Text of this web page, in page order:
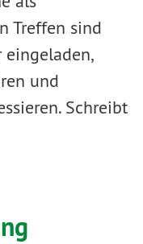
Treffen sind
und
Schreibt